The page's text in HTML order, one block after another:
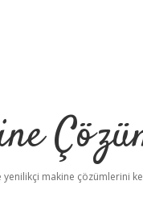
yenilikçi makine çözümlerini